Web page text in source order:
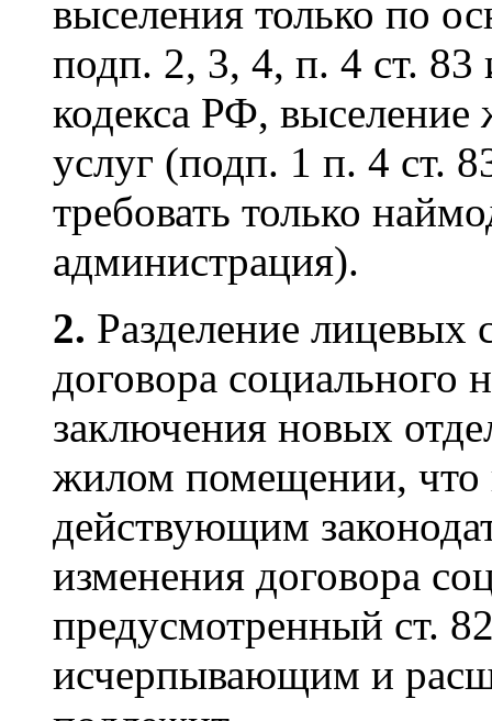
выселения только по
подп. 2, 3, 4, п. 4 ст.
кодекса РФ, выселение
услуг (подп. 1 п. 4 ст.
требовать только
администрация).
2. Разделение лицевых
договора
заключения новых
жилом помещении, что
действующим
изменения договора
предусмотренный ст.
исчерпывающим и